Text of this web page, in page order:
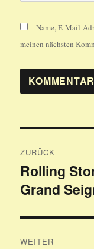
Name, E-Mail-
meinen nächsten
ZURÜCK
Vorheriger
Beitrag:
Rolling
Grand
WEITER